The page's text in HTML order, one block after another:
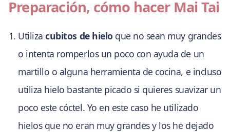
Preparación, cómo hacer Mai Tai
Utilizacubitos de hielo que no sean muy grandes
o intenta romperlos un poco con ayuda de un
martillo o alguna herramienta de cocina, e incluso
utiliza hielo bastante picado si quieres suavizar un
poco este cóctel. Yo en este caso he utilizado
hielos que no eran muy grandes y los he dejado